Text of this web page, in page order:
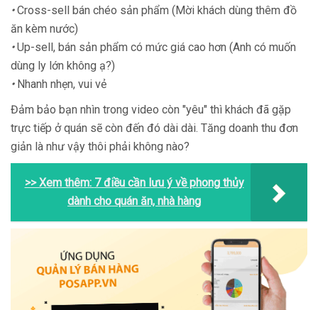
•Cross-sell bán chéo sản phẩm (Mời khách dùng thêm đồ
ăn kèm nước)
•Up-sell, bán sản phẩm có mức giá cao hơn (Anh có muốn
dùng ly lớn không ạ?)
•Nhanh nhẹn, vui vẻ
Đảm bảo bạn nhìn trong video còn "yêu" thì khách đã gặp
trực tiếp ở quán sẽ còn đến đó dài dài. Tăng doanh thu đơn
giản là như vậy thôi phải không nào?
>> Xem thêm: 7 điều cần lưu ý về phong thủy
dành cho quán ăn, nhà hàng